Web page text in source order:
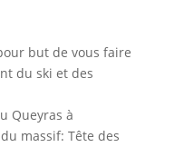
but de vous faire
du ski et des
Queyras à
massif: Tête des